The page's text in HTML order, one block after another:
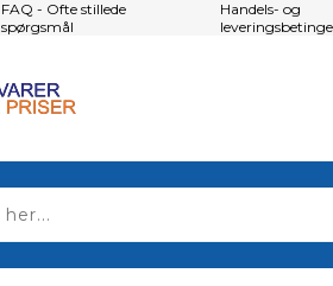
FAQ - Ofte stillede
spørgsmål
Handels- og